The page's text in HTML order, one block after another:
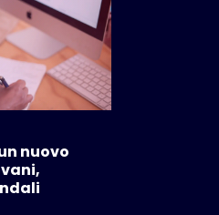
nuovo